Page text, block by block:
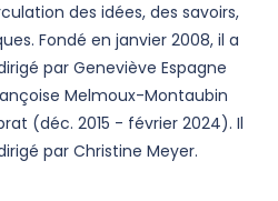
des idées, des savoirs,
Fondé en janvier 2008, il a
par Geneviève Espagne
Melmoux-Montaubin
(déc. 2015 - février 2024). Il
par Christine Meyer.